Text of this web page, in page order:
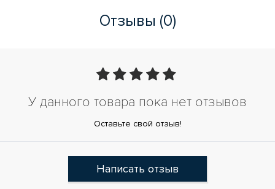
Отзывы (0)
У данного товара пока нет отзывов
Оставьте свой отзыв!
Написать отзыв